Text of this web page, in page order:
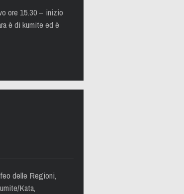
ore 15.30 – inizio
è di kumite ed è
delle Regioni,
Kata,